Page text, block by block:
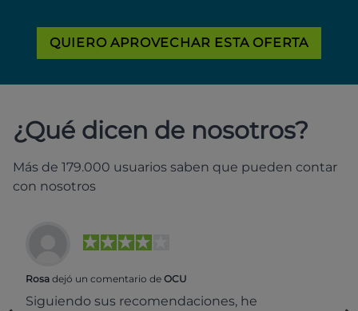
QUIERO APROVECHAR ESTA OFERTA
¿Qué dicen de nosotros?
Más de 179.000 usuarios saben que pueden contar
con nosotros
Rosa dejó un comentario de OCU
Siguiendo sus recomendaciones, he